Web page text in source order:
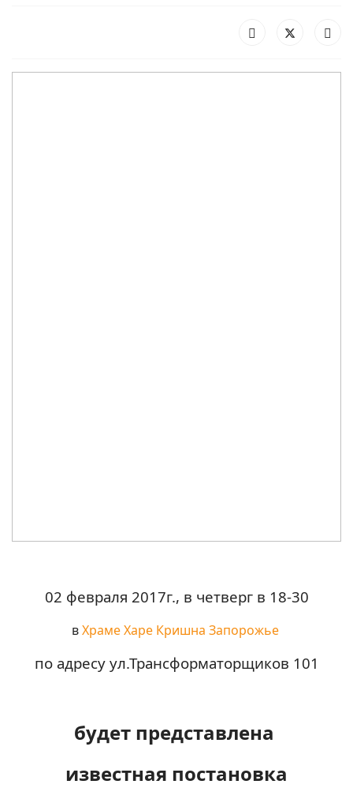
02 февраля 2017г., в четверг в 18-30
вХраме Харе Кришна Запорожье
по адресу ул.Трансформаторщиков 101
будет представлена
известная постановка